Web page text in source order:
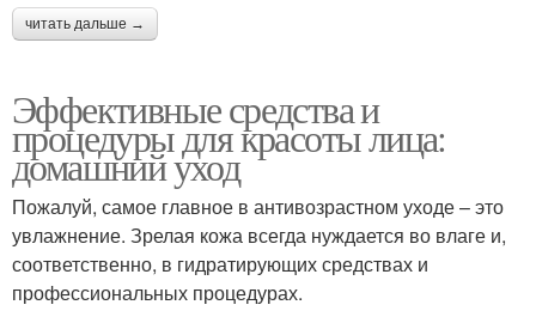
читать дальше →
Эффективные средства и
процедуры для красоты лица:
домашний уход
Пожалуй, самое главное в антивозрастном уходе – это
увлажнение. Зрелая кожа всегда нуждается во влаге и,
соответственно, в гидратирующих средствах и
профессиональных процедурах.